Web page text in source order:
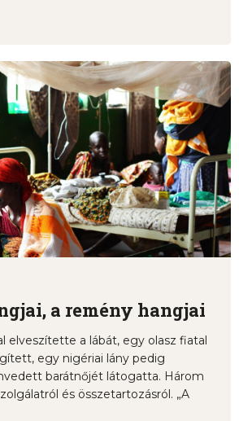
a remény hangjai
elveszítette a lábát, egy olasz fiatal
egy nigériai lány pedig
barátnőjét látogatta. Három
és összetartozásról. „A